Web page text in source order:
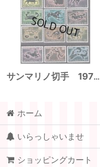
サンマリノ切手 1970年 星座12種
ホーム
いらっしゃいませ
ショッピングカート